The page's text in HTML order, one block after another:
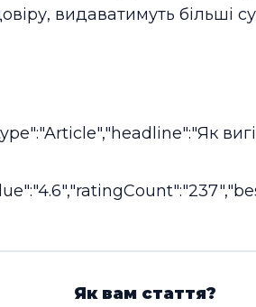
видаватимуть більші
Як вам стаття?